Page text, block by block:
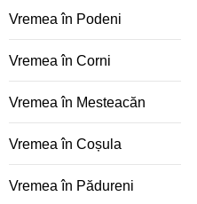
Vremea în Podeni
Vremea în Corni
Vremea în Mesteacăn
Vremea în Coșula
Vremea în Pădureni